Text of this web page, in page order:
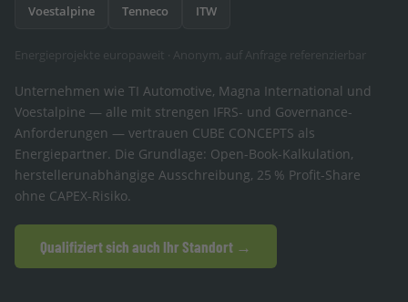
Voestalpine Tenneco ITW
Energieprojekte europaweit · Anonym, auf Anfrage referenzierbar
Unternehmen wie TI Automotive, Magna International und
Voestalpine — alle mit strengen IFRS- und Governance-
Anforderungen — vertrauen CUBE CONCEPTS als
Energiepartner. Die Grundlage: Open-Book-Kalkulation,
herstellerunabhängige Ausschreibung, 25 % Profit-Share
ohne CAPEX-Risiko.
Qualifiziert sich auch Ihr Standort →